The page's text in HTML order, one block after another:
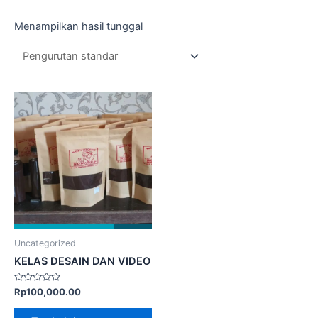
Menampilkan hasil tunggal
Uncategorized
KELAS DESAIN DAN VIDEO
Dinilai
0
dari
Rp100,000.00